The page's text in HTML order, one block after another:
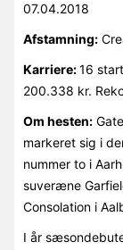
07.04.2018
Afstamning:
Karriere:16
200.338 kr.
Om hesten:
markeret sig i
nummer to i
suveræne
Consolation i
I år